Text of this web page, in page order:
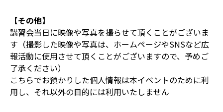
【その他】
講習会当日に映像や写真を撮らせて頂くことがございま
す（撮影した映像や写真は、ホームページやSNSなど広
報活動に使用させて頂くことがございますので、予めご
了承ください）
こちらでお預かりした個人情報は本イベントのために利
用し、それ以外の目的には利用いたしません